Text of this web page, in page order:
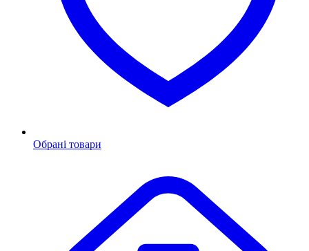
Обрані товари